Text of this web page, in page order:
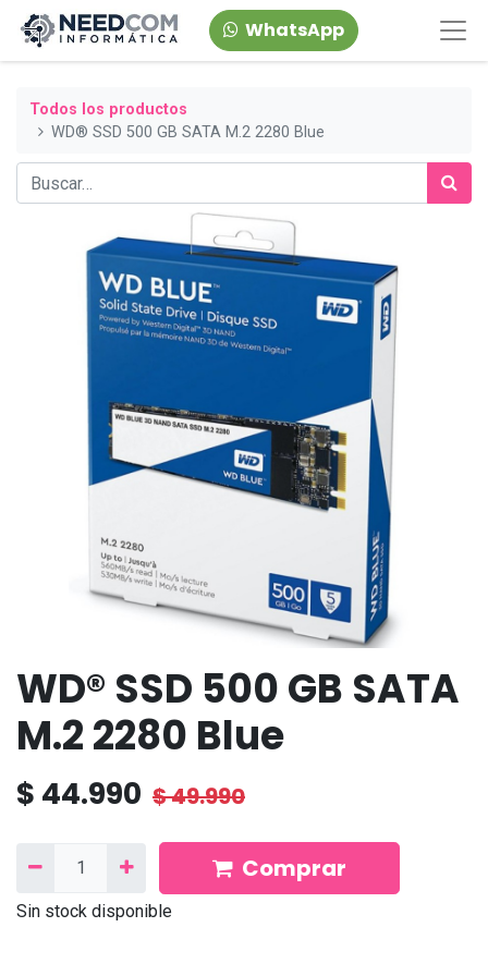
WhatsApp
Todos los productos
WD® SSD 500 GB SATA M.2 2280 Blue
WD® SSD 500 GB SATA
M.2 2280 Blue
$ 44.990 $49.990
Comprar
Sin stock disponible